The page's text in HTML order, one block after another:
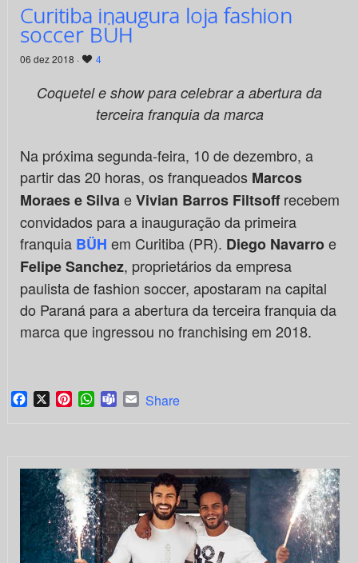
Curitiba inaugura loja fashion
soccer BÜH
06 dez 2018 · 4
Coquetel e show para celebrar a abertura da
terceira franquia da marca
Na próxima segunda-feira, 10 de dezembro, a
partir das 20 horas, os franqueados Marcos
Moraes e SilvaeVivian Barros Filtsoffrecebem
convidados para a inauguração da primeira
franquia BÜH em Curitiba (PR). Diego Navarroe
Felipe Sanchez, proprietários da empresa
paulista de fashion soccer, apostaram na capital
do Paraná para a abertura da terceira franquia da
marca que ingressou no franchising em 2018.
Facebook
X PinterestWhatsApp
TeamsEmail
Share